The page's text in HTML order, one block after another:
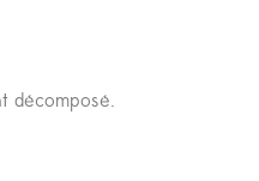
décomposé.